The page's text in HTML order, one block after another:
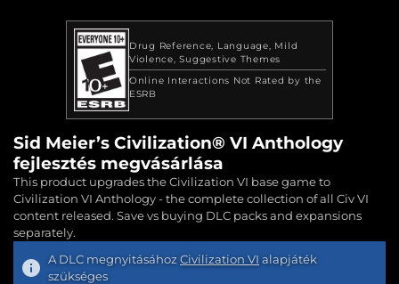
Drug Reference Language
Mild
Violence Suggestive Themes
Online Interactions Not Rated by the
ESRB
Sid Meier’s Civilization® VI Anthology
fejlesztés megvásárlása
This product upgrades the Civilization VI base game to
Civilization VI Anthology - the complete collection of all Civ VI
content released. Save vs buying DLC packs and expansions
separately.
A DLC megnyitásához Civilization VI alapjáték
szükséges